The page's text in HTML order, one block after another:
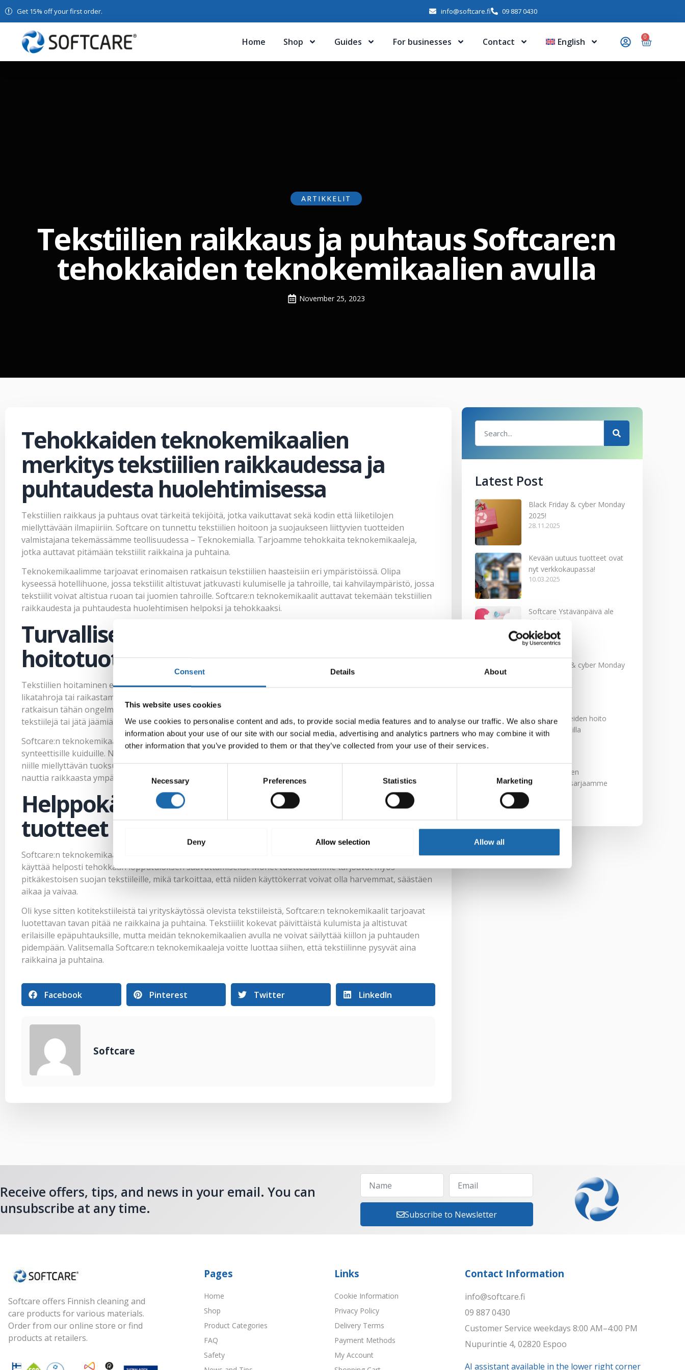
Consent Details About
This website uses cookies
We use cookies to personalise content and ads, to provide social media features and to analyse our traffic. We also share
information about your use of our site with our social media, advertising and analytics partners who may combine it with
other information that you’ve provided to them or that they’ve collected from your use of their services.
Consent
Selection
Necessary Preferences Statistics Marketing
Deny Allow selection Allow all
Get 15% off your first order. info@softcare.fi 09 887 0430
Home Shop Guides For businesses Contact English 0
ARTIKKELIT
Tekstiilien raikkaus ja puhtaus Softcare:n
tehokkaiden teknokemikaalien avulla
November 25, 2023
Tehokkaiden teknokemikaalien
merkitys tekstiilien raikkaudessa ja
puhtaudesta huolehtimisessa
Tekstiilien raikkaus ja puhtaus ovat tärkeitä tekijöitä, jotka vaikuttavat sekä kodin että liiketilojen
miellyttävään ilmapiiriin. Softcare on tunnettu tekstiilien hoitoon ja suojaukseen liittyvien tuotteiden
valmistajana tekemässämme teollisuudessa – Teknokemialla. Tarjoamme tehokkaita teknokemikaaleja,
jotka auttavat pitämään tekstiilit raikkaina ja puhtaina.
Teknokemikaalimme tarjoavat erinomaisen ratkaisun tekstiilien haasteisiin eri ympäristöissä. Olipa
kyseessä hotellihuone, jossa tekstiilit altistuvat jatkuvasti kulumiselle ja tahroille, tai kahvilaympäristö, jossa
tekstiilit voivat altistua ruoan tai juomien tahroille. Softcare:n teknokemikaalit auttavat tekemään tekstiilien
raikkaudesta ja puhtaudesta huolehtimisen helpoksi ja tehokkaaksi.
Turvalliset ja ympäristöystävälliset
hoitotuotteet
Tekstiilien hoitaminen ei aina ole helppoa, ja usein tavanomaiset pesuaineet eivät pysty poistamaan kaikkia
likatahroja tai raikastamaan tekstiilejä halutulla tavalla. Softcare:n tehokkaat teknokemikaalit tarjoavat
ratkaisun tähän ongelmaan. Valmistamme turvallisia ja ympäristöystävällisiä tuotteita, jotka eivät vahingoita
tekstiilejä tai jätä jäämiä niiden pintaan.
Softcare:n teknokemikaalit soveltuvat eri tekstiilimateriaaleille, kuten puuvillalle, silkille, villalle ja
synteettisille kuiduille. Ne eivät ainoastaan poista likaa ja tahroja, vaan myös raikastavat tekstiilejä jättäen
niille miellyttävän tuoksun. Näin tekstiilit näyttävät ja tuntuvat puhtailta ja kutsuvilta, ja käyttäjät voivat
nauttia raikkaasta ympäristöstä.
Helppokäyttöiset ja pitkäkestoiset
tuotteet
Softcare:n teknokemikaalit ovat myös erittäin helppokäyttöisiä. Tuotteet on suunniteltu siten, että niitä voi
käyttää helposti tehokkaan lopputuloksen saavuttamiseksi. Monet tuotteistamme tarjoavat myös
pitkäkestoisen suojan tekstiileille, mikä tarkoittaa, että niiden käyttökerrat voivat olla harvemmat, säästäen
aikaa ja vaivaa.
Oli kyse sitten kotitekstiileistä tai yrityskäytössä olevista tekstiileistä, Softcare:n teknokemikaalit tarjoavat
luotettavan tavan pitää ne raikkaina ja puhtaina. Tekstiiilit kokevat päivittäistä kulumista ja altistuvat
erilaisille epäpuhtauksille, mutta meidän teknokemikaalien avulla ne voivat säilyttää kiillon ja puhtauden
pidempään. Valitsemalla Softcare:n teknokemikaaleja voitte luottaa siihen, että tekstiilinne pysyvät aina
raikkaina ja puhtaina.
Facebook Pinterest Twitter LinkedIn
Softcare
Latest Post
Black Friday & cyber Monday
2025!
28.11.2025
Kevään uutuus tuotteet ovat
nyt verkkokaupassa!
10.03.2025
Softcare Ystävänpäivä ale
10.02.2025
Black Friday & cyber Monday
29.11.2024
Nahkakalusteiden hoito
Softcare aineilla
30.10.2024
Tutustu uuteen
kengänhoitosarjaamme
Receive offers, tips, and news in your email. You can
unsubscribe at any time.
Subscribe to Newsletter
Softcare offers Finnish cleaning and
care products for various materials.
Order from our online store or find
products at retailers.
Pages
Home
Shop
Product Categories
FAQ
Safety
Links
Cookie Information
Privacy Policy
Delivery Terms
Payment Methods
My Account
Contact Information
info@softcare.fi
09 887 0430
Customer Service weekdays 8:00 AM–4:00 PM
Nupurintie 4, 02820 Espoo
AI assistant available in the lower right corner